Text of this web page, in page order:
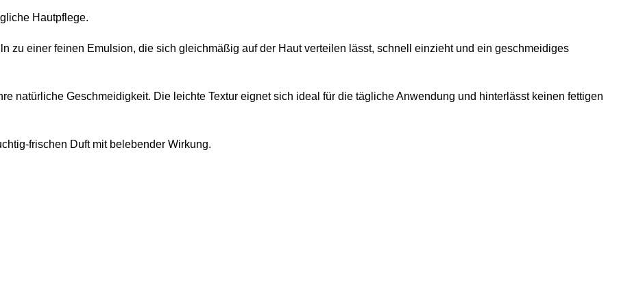
Hautpflege.
zu einer feinen Emulsion, die sich gleichmäßig auf der Haut verteilen lässt, schnell einzieht und ein geschmeidiges
natürliche Geschmeidigkeit. Die leichte Textur eignet sich ideal für die tägliche Anwendung und hinterlässt keinen fettigen
frischen Duft mit belebender Wirkung.